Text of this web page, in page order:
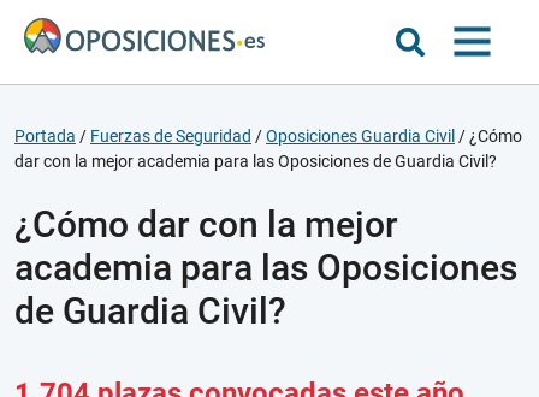
Portada / Fuerzas de Seguridad /Oposiciones Guardia Civil / ¿Cómo
dar con la mejor academia para las Oposiciones de Guardia Civil?
¿Cómo dar con la mejor
academia para las Oposiciones
de Guardia Civil?